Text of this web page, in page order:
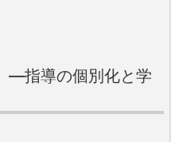
―指導の個別化と学